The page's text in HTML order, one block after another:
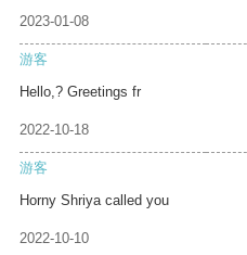
2023-01-08
游客
Hello,? Greetings fr
2022-10-18
游客
Horny Shriya called you
2022-10-10